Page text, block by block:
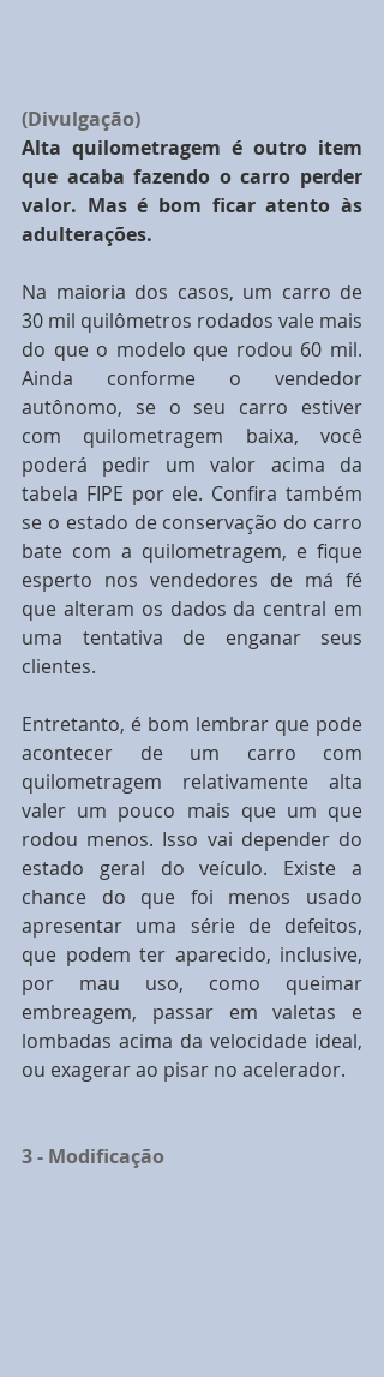
(Divulgação)
Alta quilometragem é outro item
que acaba fazendo o carro perder
valor. Mas é bom ficar atento às
adulterações.
Na maioria dos casos, um carro de
30 mil quilômetros rodados vale mais
do que o modelo que rodou 60 mil.
Ainda conforme o vendedor
autônomo, se o seu carro estiver
com quilometragem baixa, você
poderá pedir um valor acima da
tabela FIPE por ele. Confira também
se o estado de conservação do carro
bate com a quilometragem, e fique
esperto nos vendedores de má fé
que alteram os dados da central em
uma tentativa de enganar seus
clientes.
Entretanto, é bom lembrar que pode
acontecer de um carro com
quilometragem relativamente alta
valer um pouco mais que um que
rodou menos. Isso vai depender do
estado geral do veículo. Existe a
chance do que foi menos usado
apresentar uma série de defeitos,
que podem ter aparecido, inclusive,
por mau uso, como queimar
embreagem, passar em valetas e
lombadas acima da velocidade ideal,
ou exagerar ao pisar no acelerador.
3 - Modificação